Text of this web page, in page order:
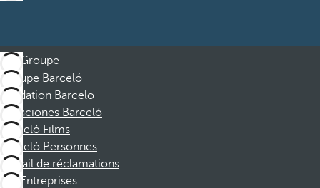
Groupe
Groupe Barceló
Fondation Barcelo
Vacaciones Barceló
Barceló Films
Barceló Personnes
Portail de réclamations
Entreprises